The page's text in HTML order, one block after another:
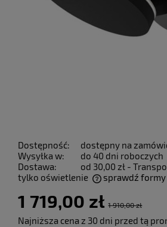
Dostępność:
dostępny na
Wysyłka w:
do 40 dni roboczych
Dostawa:
od 30,00 zł -
tylko oświetlenie
sprawdź
1 719,00 zł 1 910,00 zł
Najniższa cena z 30 dni przed tą